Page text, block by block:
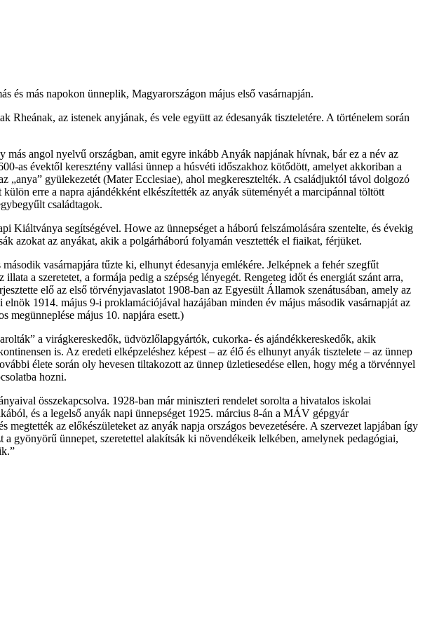
és más napokon ünneplik, Magyarországon május első vasárnapján.
az istenek anyjának, és vele együtt az édesanyák tiszteletére. A történelem során
angol nyelvű országban, amit egyre inkább Anyák napjának hívnak, bár ez a név az
as évektől keresztény vallási ünnep a húsvéti időszakhoz kötődött, amelyet akkoriban a
gyülekezetét (Mater Ecclesiae), ahol megkeresztelték. A családjuktól távol dolgozó
erre a napra ajándékként elkészítették az anyák süteményét a marcipánnal töltött
családtagok.
segítségével. Howe az ünnepséget a háború felszámolására szentelte, és évekig
azokat az anyákat, akik a polgárháború folyamán vesztették el fiaikat, férjüket.
vasárnapjára tűzte ki, elhunyt édesanyja emlékére. Jelképnek a fehér szegfűt
a szeretetet, a formája pedig a szépség lényegét. Rengeteg időt és energiát szánt arra,
elő az első törvényjavaslatot 1908-ban az Egyesült Államok szenátusában, amely az
1914. május 9-i proklamációjával hazájában minden év május második vasárnapját az
megünneplése május 10. napjára esett.)
a virágkereskedők, üdvözlőlapgyártók, cukorka- és ajándékkereskedők, akik
is. Az eredeti elképzeléshez képest – az élő és elhunyt anyák tisztelete – az ünnep
élete során oly hevesen tiltakozott az ünnep üzletiesedése ellen, hogy még a törvénnyel
hozni.
összekapcsolva. 1928-ban már miniszteri rendelet sorolta a hivatalos iskolai
és a legelső anyák napi ünnepséget 1925. március 8-án a MÁV gépgyár
az előkészületeket az anyák napja országos bevezetésére. A szervezet lapjában így
gyönyörű ünnepet, szeretettel alakítsák ki növendékeik lelkében, amelynek pedagógiai,